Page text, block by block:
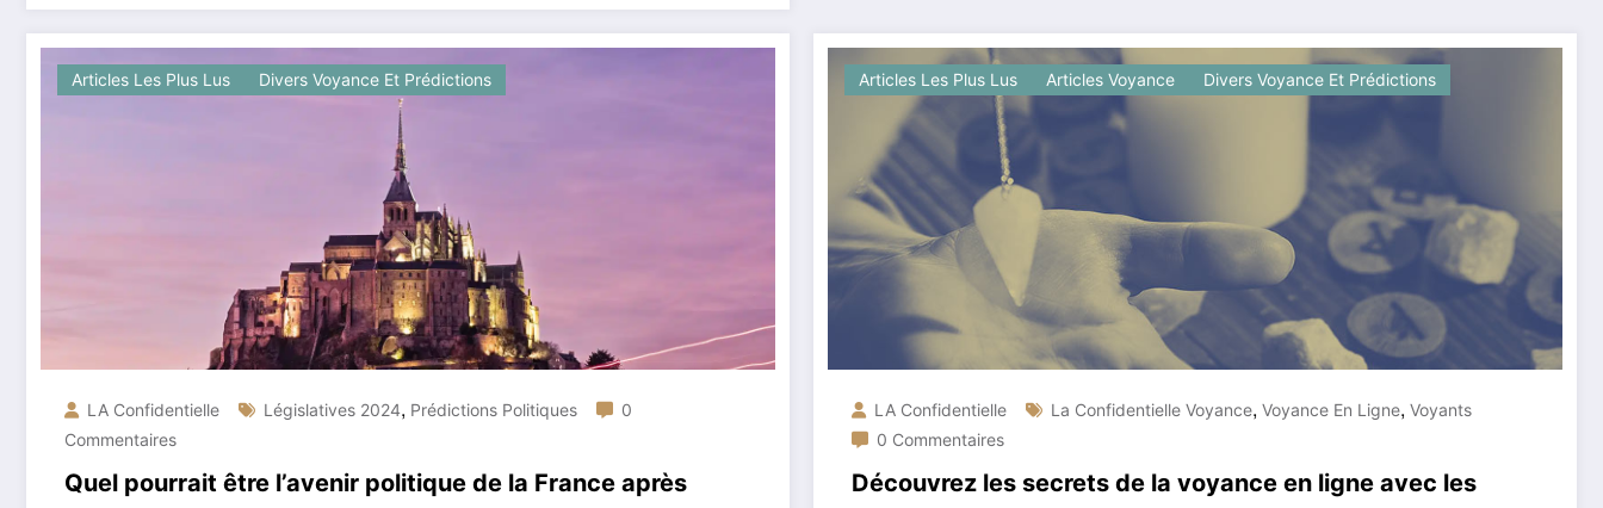
Articles Les Plus Lus Divers Voyance Et Prédictions
LA Confidentielle Législatives 2024, Prédictions Politiques
0
Commentaires
Quel pourrait être l’avenir politique de la France après
Articles Les Plus Lus Articles Voyance Divers Voyance Et Prédictions
LA Confidentielle La Confidentielle Voyance, Voyance En Ligne, Voyants
0 Commentaires
Découvrez les secrets de la voyance en ligne avec les